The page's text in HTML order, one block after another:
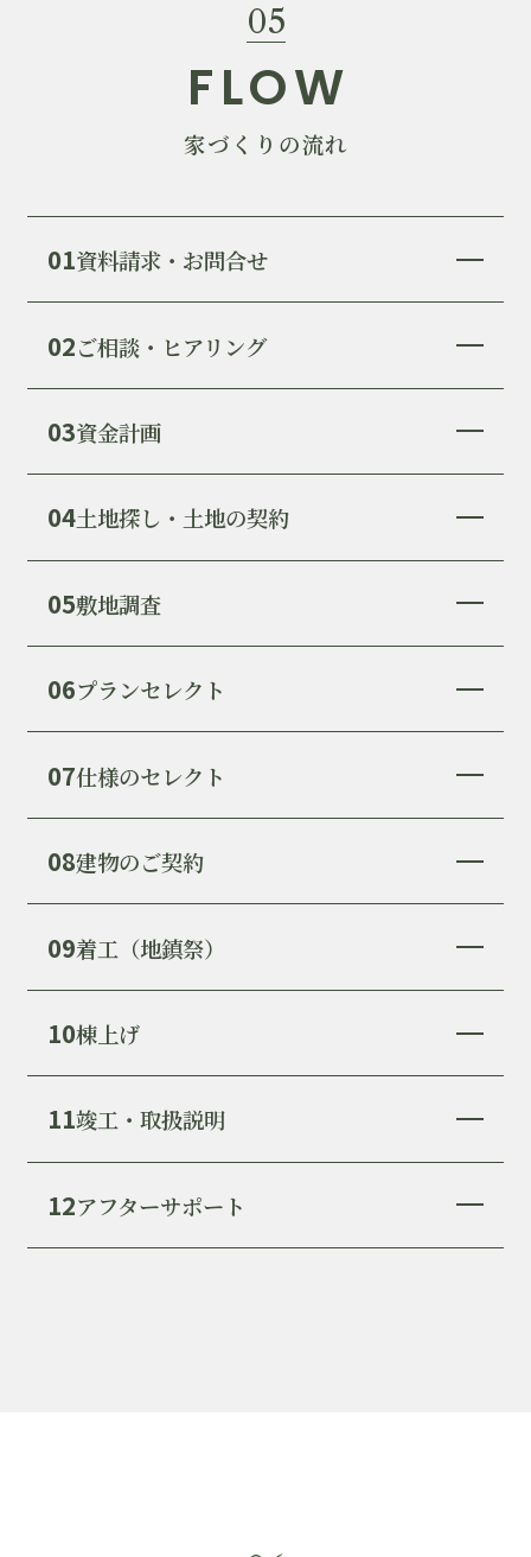
05
FLOW
家づくりの流れ
01資料請求・お問合せ
02ご相談・ヒアリング
03資金計画
04土地探し・土地の契約
05敷地調査
06プランセレクト
07仕様のセレクト
08建物のご契約
09着工（地鎮祭）
10棟上げ
11竣工・取扱説明
12アフターサポート